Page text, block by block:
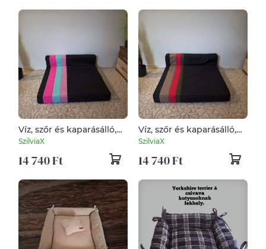
Víz, szőr és kaparásálló,
lehúzható és mosható
SzilviaX
14 740 Ft
Víz, szőr és kaparásálló,
lehúzható és mosható
SzilviaX
14 740 Ft